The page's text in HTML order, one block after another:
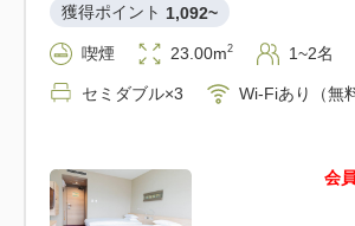
会
獲得ポイント 1,092~
喫煙 23.00m2 1~2名
セミダブル×3 Wi-Fiあり（無